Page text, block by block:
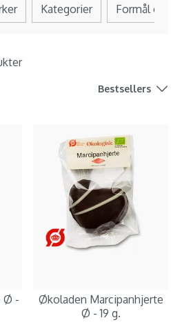
Kategorier Formål og
Bestsellers
Ø -
Økoladen Marcipanhjerte
Ø - 19 g.